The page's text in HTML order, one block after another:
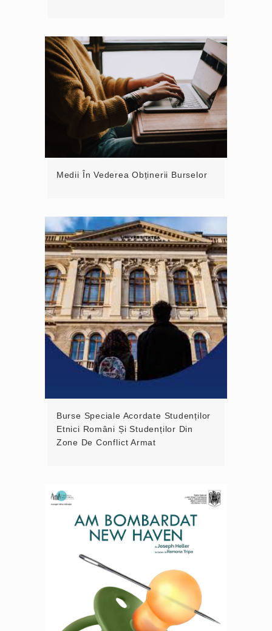
Medii În Vederea Obținerii Burselor
Burse Speciale Acordate Studenților
Etnici Români Și Studenților Din
Zone De Conflict Armat